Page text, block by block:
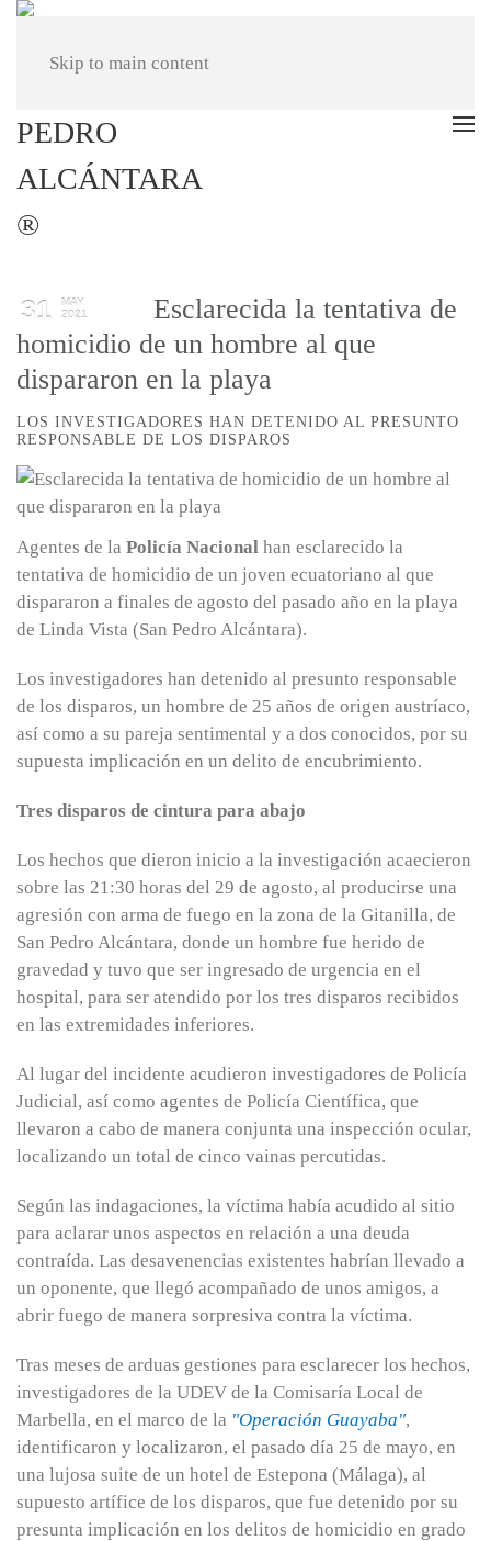
Skip to main content
31
MAY
2021
Esclarecida la tentativa de
homicidio de un hombre al que
dispararon en la playa
LOS INVESTIGADORES HAN DETENIDO AL PRESUNTO
RESPONSABLE DE LOS DISPAROS
Agentes de la Policía Nacional han esclarecido la
tentativa de homicidio de un joven ecuatoriano al que
dispararon a finales de agosto del pasado año en la playa
de Linda Vista (San Pedro Alcántara).
Los investigadores han detenido al presunto responsable
de los disparos, un hombre de 25 años de origen austríaco,
así como a su pareja sentimental y a dos conocidos, por su
supuesta implicación en un delito de encubrimiento.
Tres disparos de cintura para abajo
Los hechos que dieron inicio a la investigación acaecieron
sobre las 21:30 horas del 29 de agosto, al producirse una
agresión con arma de fuego en la zona de la Gitanilla, de
San Pedro Alcántara, donde un hombre fue herido de
gravedad y tuvo que ser ingresado de urgencia en el
hospital, para ser atendido por los tres disparos recibidos
en las extremidades inferiores.
Al lugar del incidente acudieron investigadores de Policía
Judicial, así como agentes de Policía Científica, que
llevaron a cabo de manera conjunta una inspección ocular,
localizando un total de cinco vainas percutidas.
Según las indagaciones, la víctima había acudido al sitio
para aclarar unos aspectos en relación a una deuda
contraída. Las desavenencias existentes habrían llevado a
un oponente, que llegó acompañado de unos amigos, a
abrir fuego de manera sorpresiva contra la víctima.
Tras meses de arduas gestiones para esclarecer los hechos,
investigadores de la UDEV de la Comisaría Local de
Marbella, en el marco de la "Operación Guayaba",
identificaron y localizaron, el pasado día 25 de mayo, en
una lujosa suite de un hotel de Estepona (Málaga), al
supuesto artífice de los disparos, que fue detenido por su
presunta implicación en los delitos de homicidio en grado